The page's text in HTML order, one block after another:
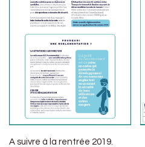
A suivre à la rentrée 2019.